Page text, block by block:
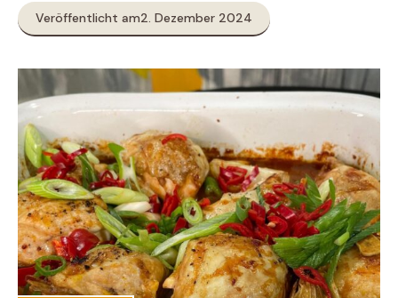
Veröffentlicht am2. Dezember 2024